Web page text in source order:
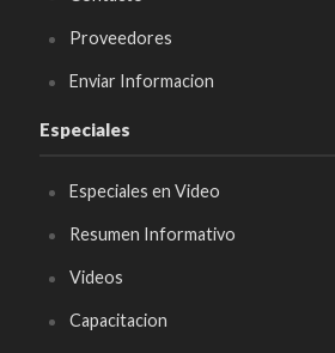
Proveedores
Enviar Informacion
Especiales
Especiales en Video
Resumen Informativo
Videos
Capacitacion